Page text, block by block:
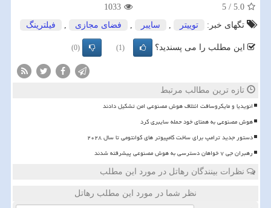
5.0
/
5
1033
تگهای خبر:
توییتر , سایبر , فضای مجازی , فیلترینگ
این مطلب را می پسندید؟ (1)
(0)
تازه ترین مطالب مرتبط
انویدیا و مایکروسافت ائتلاف هوش مصنوعی امن تشکیل دادند
هوش مصنوعی به همتای خود حمله سایبری کرد
دستور جدید ترامپ برای ساخت کامپیوتر های کوانتومی تا سال ۲۰۲۸
رهبران جی ۷ خواهان دسترسی به هوش مصنوعی پیشرفته شدند
نظرات بینندگان رهاتل در مورد این مطلب
نظر شما در مورد این مطلب رهاتل